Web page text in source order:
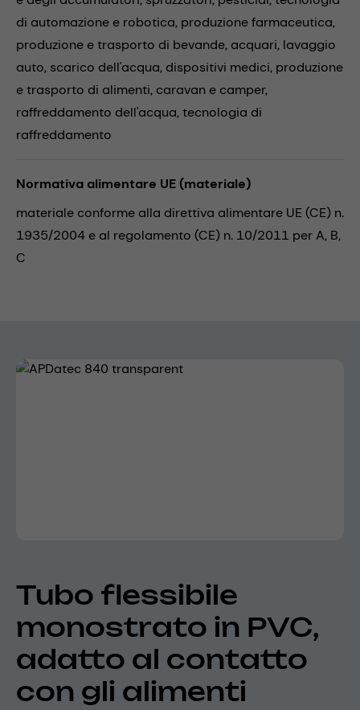
di automazione e robotica, produzione farmaceutica,
produzione e trasporto di bevande, acquari, lavaggio
auto, scarico dell'acqua, dispositivi medici, produzione
e trasporto di alimenti, caravan e camper,
raffreddamento dell'acqua,tecnologia di
raffreddamento
Normativa alimentare UE (materiale)
materiale conforme alla direttiva alimentare UE (CE) n.
1935/2004 e al regolamento (CE) n. 10/2011 per A, B,
C
Skip image gallery
Tubo flessibile
monostrato in PVC,
adatto al contatto
con gli alimenti